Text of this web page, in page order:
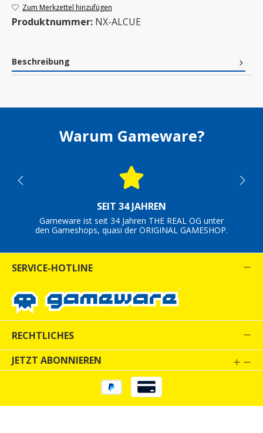
Zum Merkzettel hinzufügen
Produktnummer: NX-ALCUE
Beschreibung
Warum Gameware?
SEIT 34 JAHREN
Gameware ist seit 34 Jahren THE REAL OG unter
den Gameshops, quasi der ORIGINAL GAMESHOP.
SERVICE-HOTLINE
RECHTLICHES
JETZT ABONNIEREN